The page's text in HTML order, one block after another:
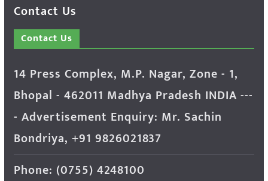
Contact Us
Contact Us
14 Press Complex, M.P. Nagar, Zone - 1,
Bhopal - 462011 Madhya Pradesh INDIA ---
- Advertisement Enquiry: Mr. Sachin
Bondriya, +91 9826021837
Phone: (0755) 4248100